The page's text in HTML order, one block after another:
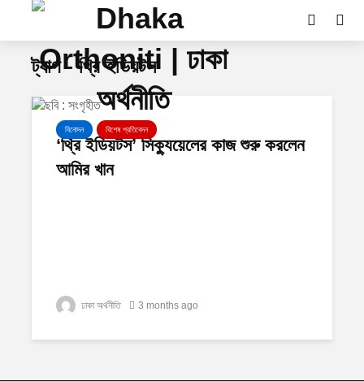
ট্যাগ - থ্রি ইডিয়টস
বিনোদন বিশেষ প্রতিবেদন
‘থ্রি ইডিয়টস’ সিক্যুয়েলের কাজ শুরু করলেন
আমির খান
ঢাকা অর্থনীতি 3 months ago